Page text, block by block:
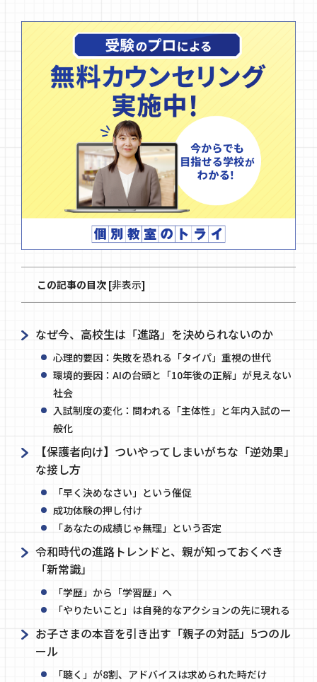
この記事の目次 [非表示]
なぜ今、高校生は「進路」を決められないのか
心理的要因：失敗を恐れる「タイパ」重視の世代
環境的要因：AIの台頭と「10年後の正解」が見えない
社会
入試制度の変化：問われる「主体性」と年内入試の一
般化
【保護者向け】ついやってしまいがちな「逆効果」
な接し方
「早く決めなさい」という催促
成功体験の押し付け
「あなたの成績じゃ無理」という否定
令和時代の進路トレンドと、親が知っておくべき
「新常識」
「学歴」から「学習歴」へ
「やりたいこと」は自発的なアクションの先に現れる
お子さまの本音を引き出す「親子の対話」5つのル
ール
「聴く」が8割、アドバイスは求められた時だけ